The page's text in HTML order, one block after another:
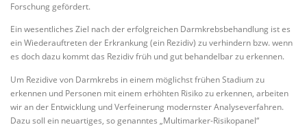
Forschung gefördert.
Ein wesentliches Ziel nach der erfolgreichen Darmkrebsbehandlung ist es
ein Wiederauftreten der Erkrankung (ein Rezidiv) zu verhindern bzw. wenn
es doch dazu kommt das Rezidiv früh und gut behandelbar zu erkennen.
Um Rezidive von Darmkrebs in einem möglichst frühen Stadium zu
erkennen und Personen mit einem erhöhten Risiko zu erkennen, arbeiten
wir an der Ent­wick­lung und Verfeinerung modernster Analyseverfahren.
Dazu soll ein neuartiges, so genanntes „Mul­ti­mar­ker-Risikopanel“